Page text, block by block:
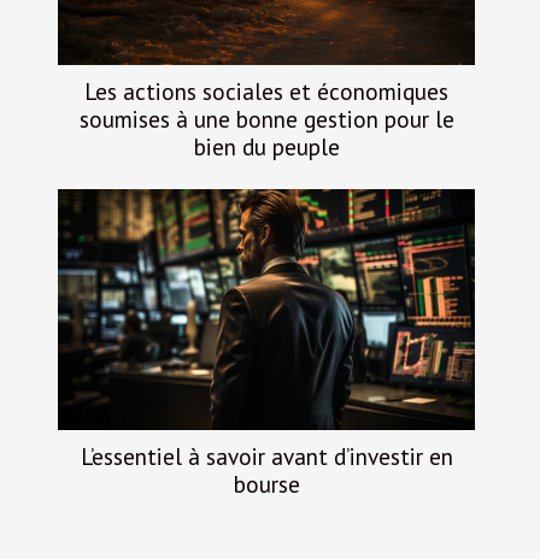
Les actions sociales et économiques
soumises à une bonne gestion pour le
bien du peuple
L’essentiel à savoir avant d’investir en
bourse